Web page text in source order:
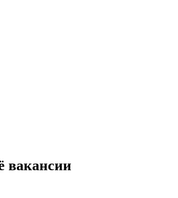
вакансии